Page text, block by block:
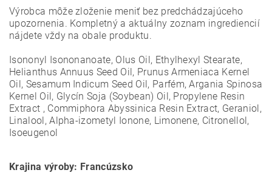
Výrobca môže zloženie meniť bez predchádzajúceho
upozornenia. Kompletný a aktuálny zoznam ingrediencií
nájdete vždy na obale produktu.
Isononyl Isononanoate, Olus Oil, Ethylhexyl Stearate,
Helianthus Annuus Seed Oil, Prunus Armeniaca Kernel
Oil, Sesamum Indicum Seed Oil, Parfém, Argania Spinosa
Kernel Oil, Glycín Soja (Soybean) Oil, Propylene Resin
Extract , Commiphora Abyssinica Resin Extract, Geraniol,
Linalool, Alpha-izometyl Ionone, Limonene, Citronellol,
Isoeugenol
Krajina výroby: Francúzsko